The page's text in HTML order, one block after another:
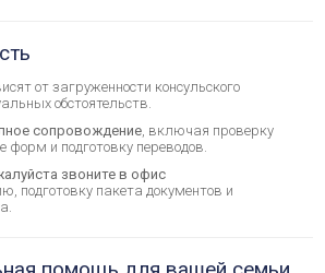
от загруженности консульского
обстоятельств.
сопровождение, включая проверку
форм и подготовку переводов.
звоните в офис
подготовку пакета документов и